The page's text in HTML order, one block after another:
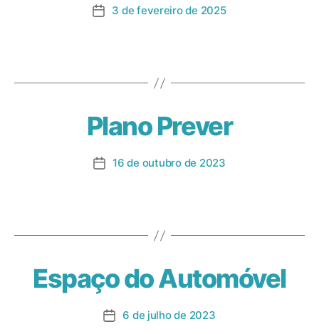
3 de fevereiro de 2025
Plano Prever
16 de outubro de 2023
Espaço do Automóvel
6 de julho de 2023